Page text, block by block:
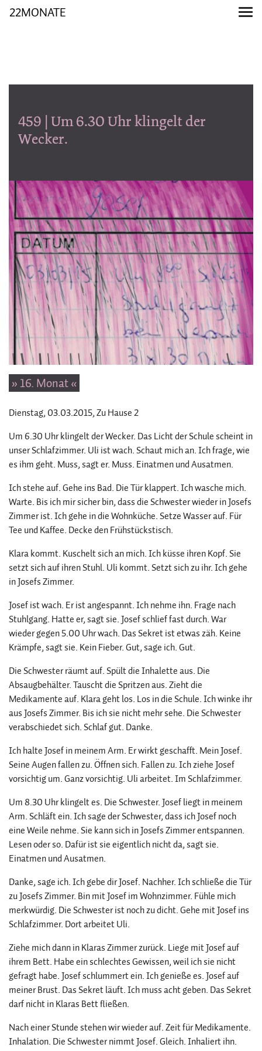
22MONATE
459 | Um 6.30 Uhr klingelt der
Wecker.
» 16. Monat «
Dienstag, 03.03.2015, Zu Hause 2
Um 6.30 Uhr klingelt der Wecker. Das Licht der Schule scheint in
unser Schlafzimmer. Uli ist wach. Schaut mich an. Ich frage, wie
es ihm geht. Muss, sagt er. Muss. Einatmen und Ausatmen.
Ich stehe auf. Gehe ins Bad. Die Tür klappert. Ich wasche mich.
Warte. Bis ich mir sicher bin, dass die Schwester wieder in Josefs
Zimmer ist. Ich gehe in die Wohnküche. Setze Wasser auf. Für
Tee und Kaffee. Decke den Frühstückstisch.
Klara kommt. Kuschelt sich an mich. Ich küsse ihren Kopf. Sie
setzt sich auf ihren Stuhl. Uli kommt. Setzt sich zu ihr. Ich gehe
in Josefs Zimmer.
Josef ist wach. Er ist angespannt. Ich nehme ihn. Frage nach
Stuhlgang. Hatte er, sagt sie. Josef schlief fast durch. War
wieder gegen 5.00 Uhr wach. Das Sekret ist etwas zäh. Keine
Krämpfe, sagt sie. Kein Fieber. Gut, sage ich. Gut.
Die Schwester räumt auf. Spült die Inhalette aus. Die
Absaugbehälter. Tauscht die Spritzen aus. Zieht die
Medikamente auf. Klara geht los. Los in die Schule. Ich winke ihr
aus Josefs Zimmer. Bis ich sie nicht mehr sehe. Die Schwester
verabschiedet sich. Schlaf gut. Danke.
Ich halte Josef in meinem Arm. Er wirkt geschafft. Mein Josef.
Seine Augen fallen zu. Öffnen sich. Fallen zu. Ich ziehe Josef
vorsichtig um. Ganz vorsichtig. Uli arbeitet. Im Schlafzimmer.
Um 8.30 Uhr klingelt es. Die Schwester. Josef liegt in meinem
Arm. Schläft ein. Ich sage der Schwester, dass ich Josef noch
eine Weile nehme. Sie kann sich in Josefs Zimmer entspannen.
Lesen oder so. Dafür ist sie eigentlich nicht da, sagt sie.
Einatmen und Ausatmen.
Danke, sage ich. Ich gebe dir Josef. Nachher. Ich schließe die Tür
zu Josefs Zimmer. Bin mit Josef im Wohnzimmer. Fühle mich
merkwürdig. Die Schwester ist noch zu dicht. Gehe mit Josef ins
Schlafzimmer. Dort arbeitet Uli.
Ziehe mich dann in Klaras Zimmer zurück. Liege mit Josef auf
ihrem Bett. Habe ein schlechtes Gewissen, weil ich sie nicht
gefragt habe. Josef schlummert ein. Ich genieße es. Josef auf
meiner Brust. Das Sekret läuft. Ich muss acht geben. Das Sekret
darf nicht in Klaras Bett fließen.
Nach einer Stunde stehen wir wieder auf. Zeit für Medikamente.
Inhalation. Die Schwester nimmt Josef. Gleich. Inhaliert ihn.